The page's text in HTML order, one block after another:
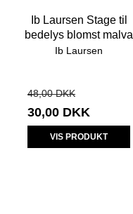
Ib Laursen Stage til
bedelys blomst malva
Ib Laursen
48,00 DKK
30,00 DKK
VIS PRODUKT